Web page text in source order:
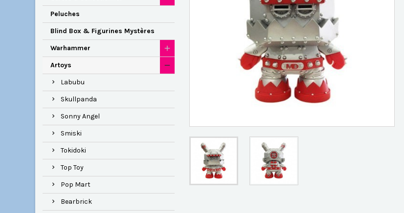
Peluches
Blind Box & Figurines Mystères
Warhammer
Artoys
Labubu
Skullpanda
Sonny Angel
Smiski
Tokidoki
Top Toy
Pop Mart
Bearbrick